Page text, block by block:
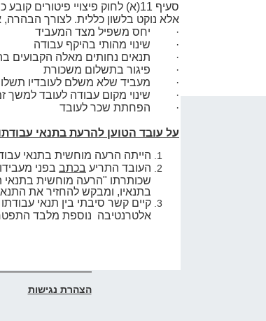
סעיף 11(א) לחוק פיצויי
אלא נוקט בלשון כללית. לצורך הבהרה,
·
יחס משפיל מצד המעביד
·
שינוי מהותי בהיקף עבודה
·
תנאים נחותים מאלה הקבועים
·
פיגור בתשלום משכורת
·
מעביד שלא משלם לעובדיו
·
שינוי מקום עבודה לעובד למשך
·
הפחתת שכר לעובד
על עובד הטוען להרעת בתנאי עבודתו
הייתה הרעה מוחשית בתנאי
העובד התריע בכתב בפני
שכותרתו "הרעה מוחשית בתנאי
בתנאיו, ומבקש להחזיר את
קיים קשר סיבתי בין תנאי
אלטרנטיבה נוספת מלבד
הצהרת נגישות